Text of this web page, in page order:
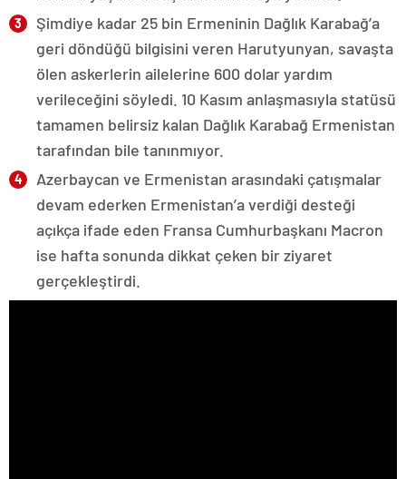
Şimdiye kadar 25 bin Ermeninin Dağlık Karabağ’a
geri döndüğü bilgisini veren Harutyunyan, savaşta
ölen askerlerin ailelerine 600 dolar yardım
verileceğini söyledi. 10 Kasım anlaşmasıyla statüsü
tamamen belirsiz kalan Dağlık Karabağ Ermenistan
tarafından bile tanınmıyor.
Azerbaycan ve Ermenistan arasındaki çatışmalar
devam ederken Ermenistan’a verdiği desteği
açıkça ifade eden Fransa Cumhurbaşkanı Macron
ise hafta sonunda dikkat çeken bir ziyaret
gerçekleştirdi.